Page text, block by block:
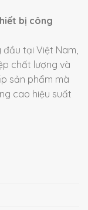
bị công
tại Việt Nam,
chất lượng và
sản phẩm mà
cao hiệu suất